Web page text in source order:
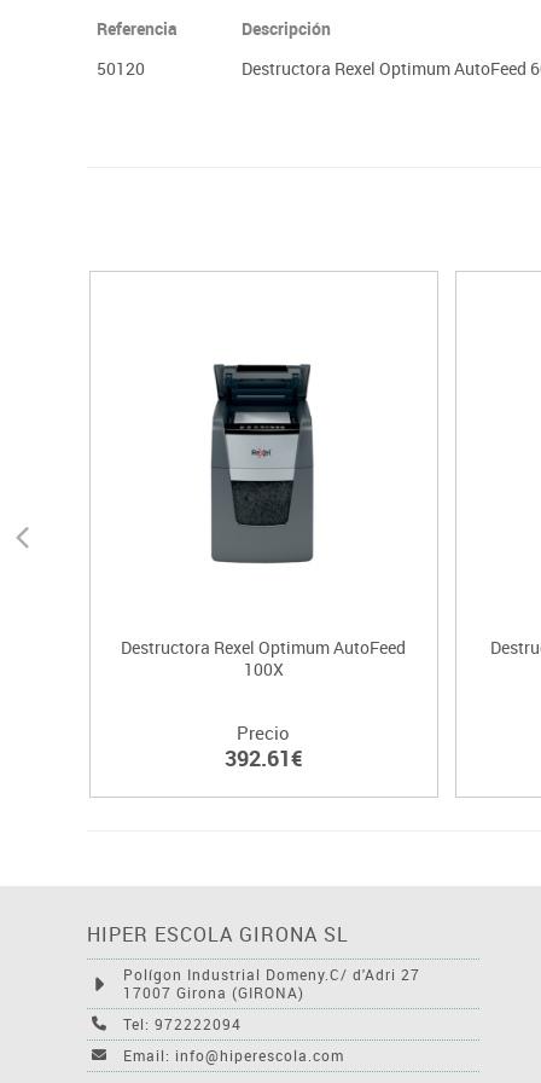
Referencia Descripción
50120
Destructora Rexel Optimum AutoFeed
Destructora Rexel Optimum AutoFeed
100X
Precio
392.61€
HIPER ESCOLA GIRONA SL
Polígon Industrial Domeny.C/ d'Adri 27
17007 Girona (GIRONA)
Tel: 972222094
Email: info@hiperescola.com